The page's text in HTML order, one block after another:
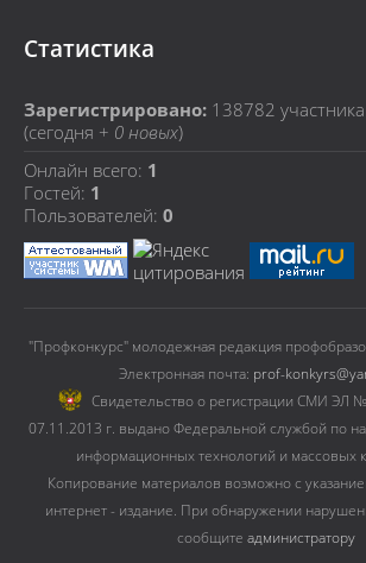
Статистика
Зарегистрировано: 138782 участника
(сегодня + 0 новых)
Онлайн всего: 1
Гостей: 1
Пользователей: 0
"Профконкурс" молодежная редакция
Электронная почта: prof-
Cвидетельство о регистрации СМИ ЭЛ
07.11.2013 г. выдано Федеральной службой по
информационных технологий и массовых
Копирование материалов возможно с
интернет - издание. При обнаружении
сообщите администратору